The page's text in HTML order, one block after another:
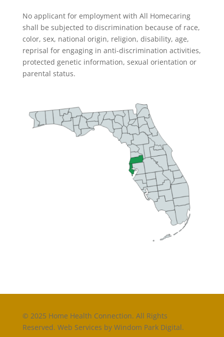
No applicant for employment with All Homecaring
shall be subjected to discrimination because of race,
color, sex, national origin, religion, disability, age,
reprisal for engaging in anti-discrimination activities,
protected genetic information, sexual orientation or
parental status.
© 2025 Home Health Connection. All Rights
Reserved. Web Services by Windom Park Digital.